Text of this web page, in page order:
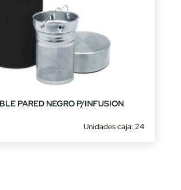
PARED NEGRO P/INFUSION
Unidades caja: 24